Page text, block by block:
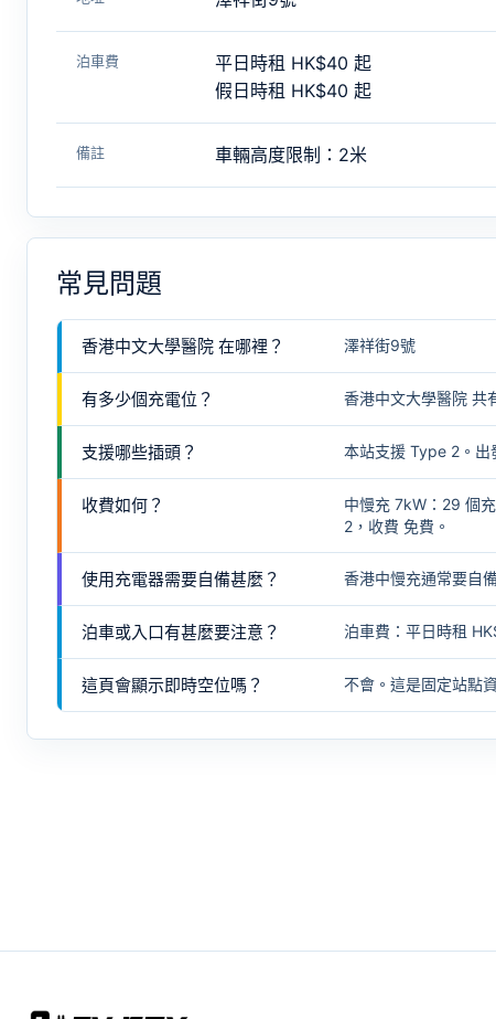
泊車費
平日時租 HK$40 起
假日時租 HK$40 起
備註 車輛高度限制：2米
常見問題
香港中文大學醫院 在哪裡？ 澤祥街9號
有多少個充電位？ 香港中文大學醫院 共
支援哪些插頭？ 本站支援 Type 2。出
收費如何？
中慢充 7kW：29 個
2，收費 免費。
使用充電器需要自備甚麼？ 香港中慢充通常要自
泊車或入口有甚麼要注意？ 泊車費：平日時租
這頁會顯示即時空位嗎？ 不會。這是固定站點